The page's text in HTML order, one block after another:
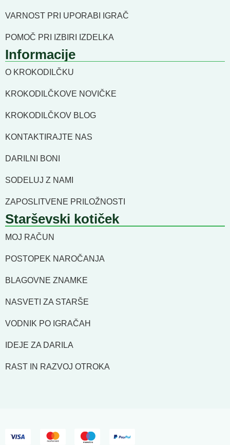
VARNOST PRI UPORABI IGRAČ
POMOČ PRI IZBIRI IZDELKA
Informacije
O KROKODILČKU
KROKODILČKOVE NOVIČKE
KROKODILČKOV BLOG
KONTAKTIRAJTE NAS
DARILNI BONI
SODELUJ Z NAMI
ZAPOSLITVENE PRILOŽNOSTI
Starševski kotiček
MOJ RAČUN
POSTOPEK NAROČANJA
BLAGOVNE ZNAMKE
NASVETI ZA STARŠE
VODNIK PO IGRAČAH
IDEJE ZA DARILA
RAST IN RAZVOJ OTROKA